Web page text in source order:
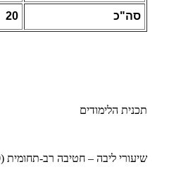
סה"כ 20
תכנית הלימודים
שיעורי ליבה – חטיבה רב-תחומית (20 ש"ס)